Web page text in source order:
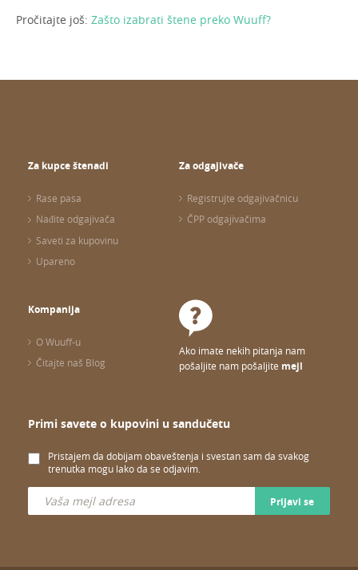
Pročitajte još: Zašto izabrati štene preko Wuuff?
Za kupce štenadi
Rase pasa
Nađite odgajivača
Saveti za kupovinu
Upareno
Za odgajivače
Registrujte odgajivačnicu
ČPP odgajivačima
Kompanija
O Wuuff-u
Čitajte naš Blog
Ako imate nekih pitanja nam
pošaljite nam pošaljite mejl
Primi savete o kupovini u sandučetu
Pristajem da dobijam obaveštenja i svestan sam da svakog
trenutka mogu lako da se odjavim.
Prijavi se